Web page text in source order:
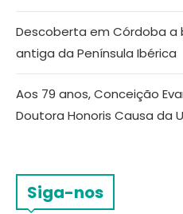
Descoberta em Córdoba a
antiga da Península Ibérica
Aos 79 anos, Conceição
Doutora Honoris Causa da
Siga-nos